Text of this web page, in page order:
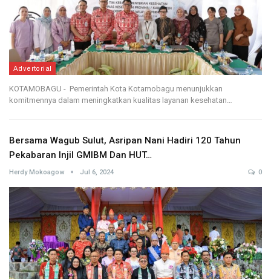
Advertorial
KOTAMOBAGU - Pemerintah Kota Kotamobagu menunjukkan
komitmennya dalam meningkatkan kualitas layanan kesehatan…
Bersama Wagub Sulut, Asripan Nani Hadiri 120 Tahun
Pekabaran Injil GMIBM Dan HUT…
Herdy Mokoagow Jul 6, 2024 0